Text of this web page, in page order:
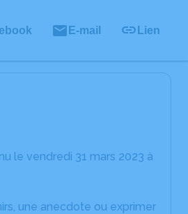
E-mail Lien
le vendredi 31 mars 2023 à
une anecdote ou exprimer